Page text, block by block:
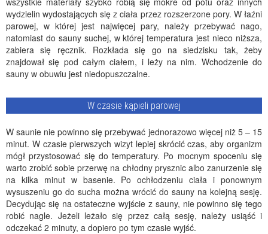
wydzielin wydostających się z ciała przez rozszerzone pory. W łaźni
parowej, w której jest najwięcej pary, należy przebywać nago,
natomiast do sauny suchej, w której temperatura jest nieco niższa,
zabiera się ręcznik. Rozkłada się go na siedzisku tak, żeby
znajdował się pod całym ciałem, i leży na nim. Wchodzenie do
sauny w obuwiu jest niedopuszczalne.
W czasie kąpieli parowej
W saunie nie powinno się przebywać jednorazowo więcej niż 5 – 15
minut. W czasie pierwszych wizyt lepiej skrócić czas, aby organizm
mógł przystosować się do temperatury. Po mocnym spoceniu się
warto zrobić sobie przerwę na chłodny prysznic albo zanurzenie się
na kilka minut w basenie. Po ochłodzeniu ciała i ponownym
wysuszeniu go do sucha można wrócić do sauny na kolejną sesję.
Decydując się na ostateczne wyjście z sauny, nie powinno się tego
robić nagle. Jeżeli leżało się przez całą sesję, należy usiąść i
odczekać 2 minuty, a dopiero po tym czasie wyjść.